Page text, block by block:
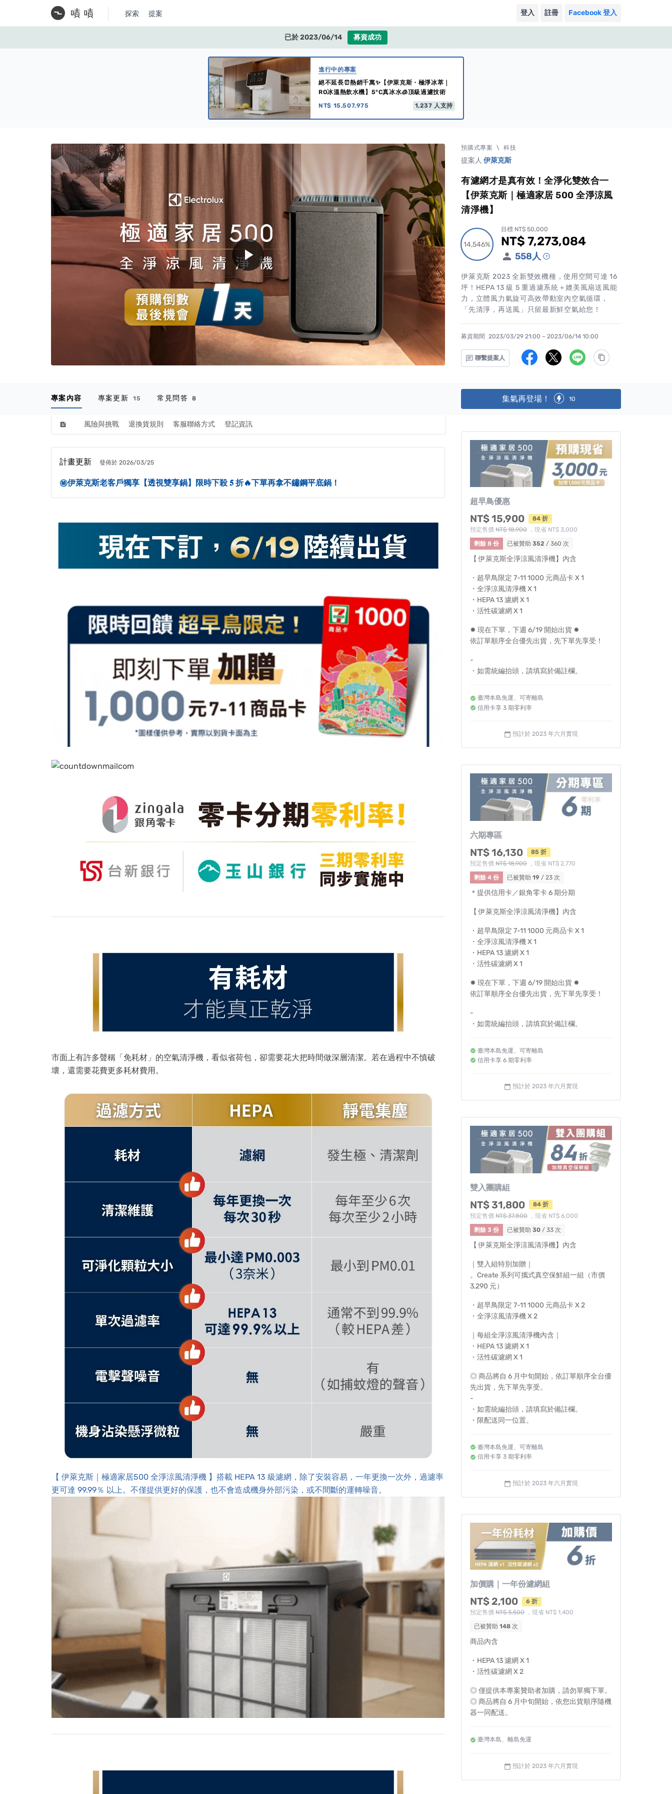
探索 提案 登入 註冊 Facebook 登入
已於 2023/06/14 募資成功
進行中的專案
絕不延長⏰熱銷千萬✨【伊萊克斯・極淨冰萃｜
RO冰溫熱飲水機】5°C真冰水🧊頂級過濾技術
NT$ 15,507,975
1,237 人支持
play_arrow
預購式專案 \ 科技
提案人 伊萊克斯
有濾網才是真有效！全淨化雙效合一
【伊萊克斯｜極適家居 500 全淨涼風
清淨機】
14,546%
14,546%
目標 NT$ 50,000
累計集資金額
NT$ 7,273,084
558人
伊萊克斯 2023 全新雙效機種，使用空間可達 16
坪！HEPA 13 級 5 重過濾系統＋媲美風扇送風能
力，立體風力氣旋可高效帶動室內空氣循環，
「先清淨，再送風」只留最新鮮空氣給您！
募資期間 2023/03/29 21:00 – 2023/06/14 10:00
聯繫提案人
feed 風險與挑戰 退換貨規則 客服聯絡方式 登記資訊
專案內容 專案更新 15 常見問答 8 集氣再登場！ 10
計畫更新 發佈於 2026/03/25
㊙️伊萊克斯老客戶獨享【透視雙享鍋】限時下殺 𝟓 折🔥下單再拿不鏽鋼平底鍋！
市面上有許多聲稱「免耗材」的空氣清淨機，看似省荷包，卻需要花大把時間做深層清潔。若在過程中不慎破
壞，還需要花費更多耗材費用。
【 伊萊克斯｜極適家居500 全淨涼風清淨機 】搭載 HEPA 13 級濾網，除了安裝容易，一年更換一次外，過濾率
更可達 99.99％ 以上。不僅提供更好的保護，也不會造成機身外部污染，或不間斷的運轉噪音。
超早鳥優惠
NT$ 15,900
84 折
預定售價NT$ 18,900，現省 NT$ 3,000
剩餘 8 份
已被贊助352 / 360 次
【 伊萊克斯全淨涼風清淨機】內含
・超早鳥限定 7-11 1000 元商品卡 X 1
・全淨涼風清淨機 X 1
・HEPA 13 濾網 X 1
・活性碳濾網 X 1
✹ 現在下單，下週 6/19 開始出貨 ✹
依訂單順序全台優先出貨，先下單先享受！
-
・如需統編抬頭，請填寫於備註欄。
臺灣本島免運、可寄離島
信用卡享 3 期零利率
calendar_today 預計於 2023 年六月實現
六期專區
NT$ 16,130
85 折
預定售價NT$ 18,900，現省 NT$ 2,770
剩餘 4 份
已被贊助19 / 23 次
＊提供信用卡／銀角零卡 6 期分期
【 伊萊克斯全淨涼風清淨機】內含
・超早鳥限定 7-11 1000 元商品卡 X 1
・全淨涼風清淨機 X 1
・HEPA 13 濾網 X 1
・活性碳濾網 X 1
✹ 現在下單，下週 6/19 開始出貨 ✹
依訂單順序全台優先出貨，先下單先享受！
-
・如需統編抬頭，請填寫於備註欄。
臺灣本島免運、可寄離島
信用卡享 6 期零利率
calendar_today 預計於 2023 年六月實現
雙入團購組
NT$ 31,800
84 折
預定售價NT$ 37,800，現省 NT$ 6,000
剩餘 3 份
已被贊助30 / 33 次
【 伊萊克斯全淨涼風清淨機】內含
｜雙入組特別加贈｜
。Create 系列可攜式真空保鮮組一組（市價
3,290 元）
・超早鳥限定 7-11 1000 元商品卡 X 2
・全淨涼風清淨機 X 2
｜每組全淨涼風清淨機內含｜
・HEPA 13 濾網 X 1
・活性碳濾網 X 1
◎ 商品將自 6 月中旬開始，依訂單順序全台優
先出貨，先下單先享受。
-
・如需統編抬頭，請填寫於備註欄。
・限配送同一位置。
臺灣本島免運、可寄離島
信用卡享 3 期零利率
calendar_today 預計於 2023 年六月實現
加價購｜一年份濾網組
NT$ 2,100
6 折
預定售價NT$ 3,500，現省 NT$ 1,400
已被贊助148 次
商品內含
・HEPA 13 濾網 X 1
・活性碳濾網 X 2
◎ 僅提供本專案贊助者加購，請勿單獨下單。
◎ 商品將自 6 月中旬開始，依您出貨順序隨機
器一同配送。
臺灣本島、離島免運
calendar_today 預計於 2023 年六月實現